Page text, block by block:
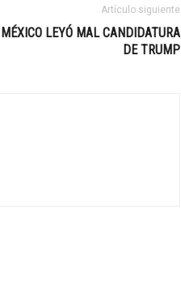
Artículo siguiente
LEYÓ MAL CANDIDATURA
DE TRUMP